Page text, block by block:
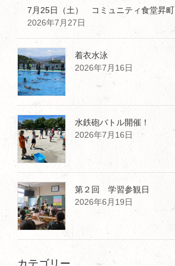
7月25日（土） コミュニティ食堂昇町
2026年7月27日
着衣水泳
2026年7月16日
水鉄砲バトル開催！
2026年7月16日
第２回 学習参観日
2026年6月19日